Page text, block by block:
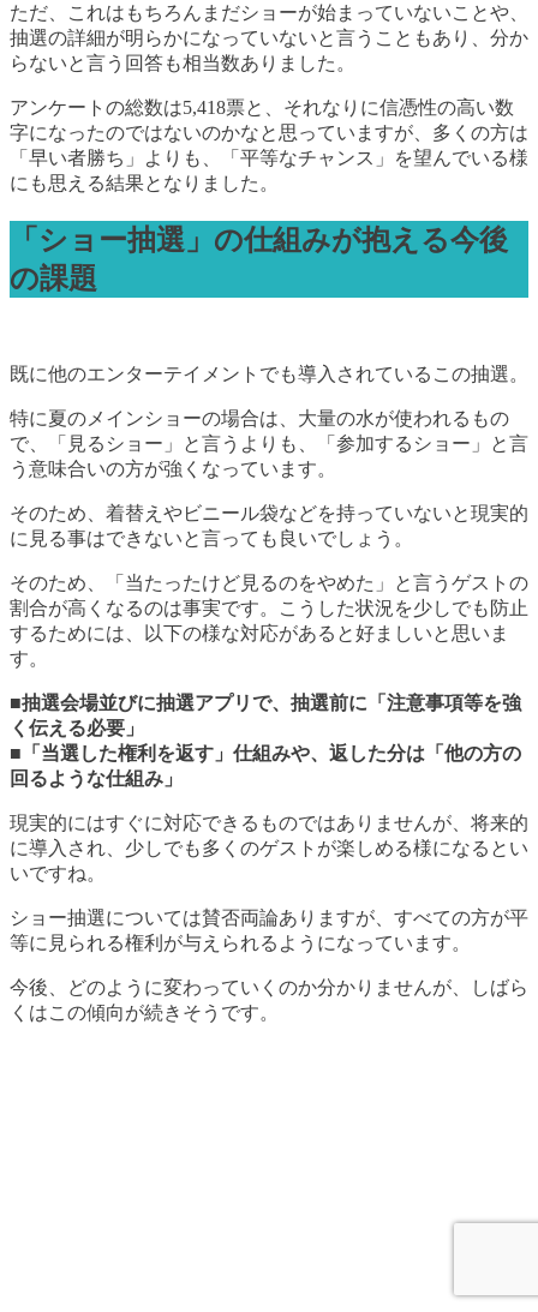
ただ、これはもちろんまだショーが始まっていないことや、
抽選の詳細が明らかになっていないと言うこともあり、分か
らないと言う回答も相当数ありました。
アンケートの総数は5,418票と、それなりに信憑性の高い数
字になったのではないのかなと思っていますが、多くの方は
「早い者勝ち」よりも、「平等なチャンス」を望んでいる様
にも思える結果となりました。
「ショー抽選」の仕組みが抱える今後
の課題
既に他のエンターテイメントでも導入されているこの抽選。
特に夏のメインショーの場合は、大量の水が使われるもの
で、「見るショー」と言うよりも、「参加するショー」と言
う意味合いの方が強くなっています。
そのため、着替えやビニール袋などを持っていないと現実的
に見る事はできないと言っても良いでしょう。
そのため、「当たったけど見るのをやめた」と言うゲストの
割合が高くなるのは事実です。こうした状況を少しでも防止
するためには、以下の様な対応があると好ましいと思いま
す。
■抽選会場並びに抽選アプリで、抽選前に「注意事項等を強
く伝える必要」
■「当選した権利を返す」仕組みや、返した分は「他の方の
回るような仕組み」
現実的にはすぐに対応できるものではありませんが、将来的
に導入され、少しでも多くのゲストが楽しめる様になるとい
いですね。
ショー抽選については賛否両論ありますが、すべての方が平
等に見られる権利が与えられるようになっています。
今後、どのように変わっていくのか分かりませんが、しばら
くはこの傾向が続きそうです。